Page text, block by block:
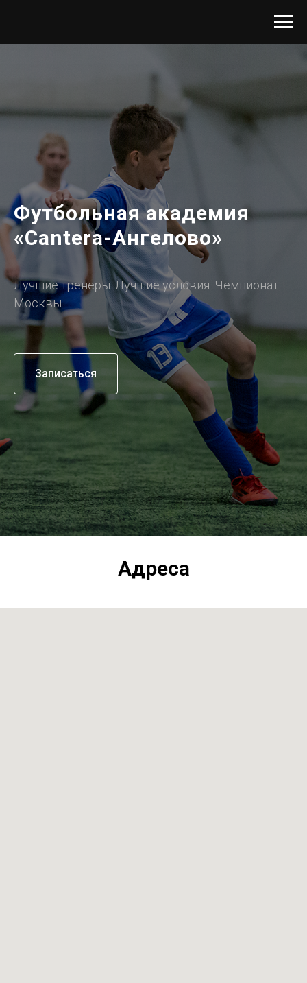
Футбольная академия
«Cantera-Ангелово»
Лучшие тренеры. Лучшие условия. Чемпионат
Москвы
Записаться
Адреса